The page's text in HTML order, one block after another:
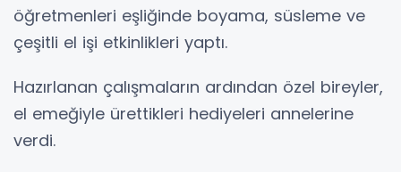
öğretmenleri eşliğinde boyama, süsleme ve
çeşitli el işi etkinlikleri yaptı.
Hazırlanan çalışmaların ardından özel bireyler,
el emeğiyle ürettikleri hediyeleri annelerine
verdi.